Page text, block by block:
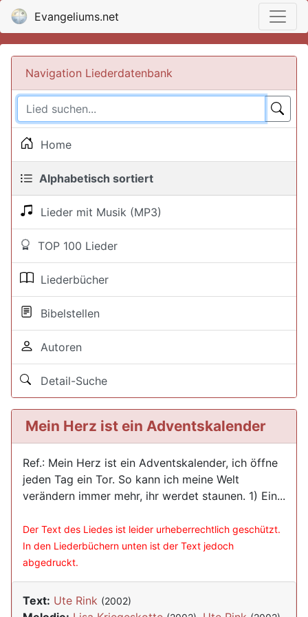
Evangeliums.net
Navigation Liederdatenbank
Home
Alphabetisch sortiert
Lieder mit Musik (MP3)
TOP 100 Lieder
Liederbücher
Bibelstellen
Autoren
Detail-Suche
Mein Herz ist ein Adventskalender
Ref.: Mein Herz ist ein Adventskalender, ich öffne
jeden Tag ein Tor. So kann ich meine Welt
verändern immer mehr, ihr werdet staunen. 1) Ein...
Der Text des Liedes ist leider urheberrechtlich geschützt.
In den Liederbüchern unten ist der Text jedoch
abgedruckt.
Text: Ute Rink (2002)